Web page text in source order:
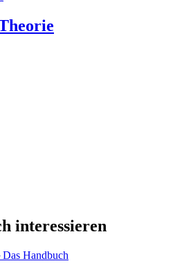
interessieren